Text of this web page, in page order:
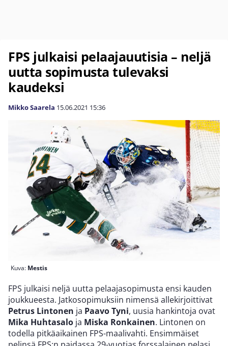
FPS julkaisi pelaajauutisia – neljä
uutta sopimusta tulevaksi
kaudeksi
Mikko Saarela 15.06.2021 15:36
Kuva: Mestis
FPS julkaisi neljä uutta pelaajasopimusta ensi kauden
joukkueesta. Jatkosopimuksiin nimensä allekirjoittivat
Petrus Lintonen ja Paavo Tyni, uusia hankintoja ovat
Mika Huhtasalo ja Miska Ronkainen. Lintonen on
todella pitkäaikainen FPS-maalivahti. Ensimmäiset